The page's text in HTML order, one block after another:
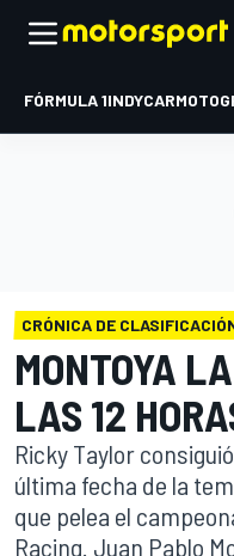
FÓRMULA 1INDYCAR
CRÓNICA DE
MONTOYA
LAS 12
Ricky Taylor
última fecha de la
que pelea el
Racing. Juan Pablo